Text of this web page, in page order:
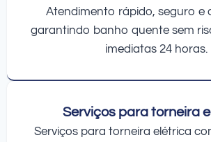
Atendimento rápido, seguro e
garantindo banho quente sem
imediatas 24 horas.
Serviços para torneira
Serviços para torneira elétrica